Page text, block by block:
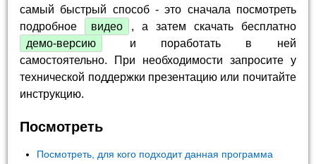
самый быстрый способ - это сначала посмотреть
подробное
видео
, а затем скачать бесплатно
демо-версию
и поработать в ней
самостоятельно. При необходимости запросите у
технической поддержки презентацию или почитайте
инструкцию.
Посмотреть
Посмотреть, для кого подходит данная программа